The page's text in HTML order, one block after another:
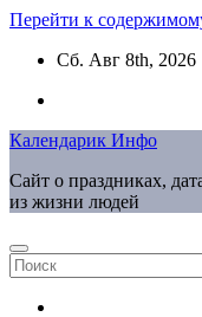
Перейти к
Сб. Авг 8th, 2026
Календарик Инфо
Сайт о праздниках,
из жизни людей